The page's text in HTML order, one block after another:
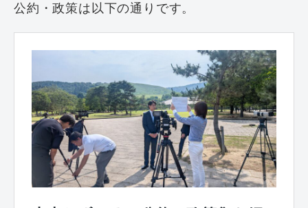
公約・政策は以下の通りです。